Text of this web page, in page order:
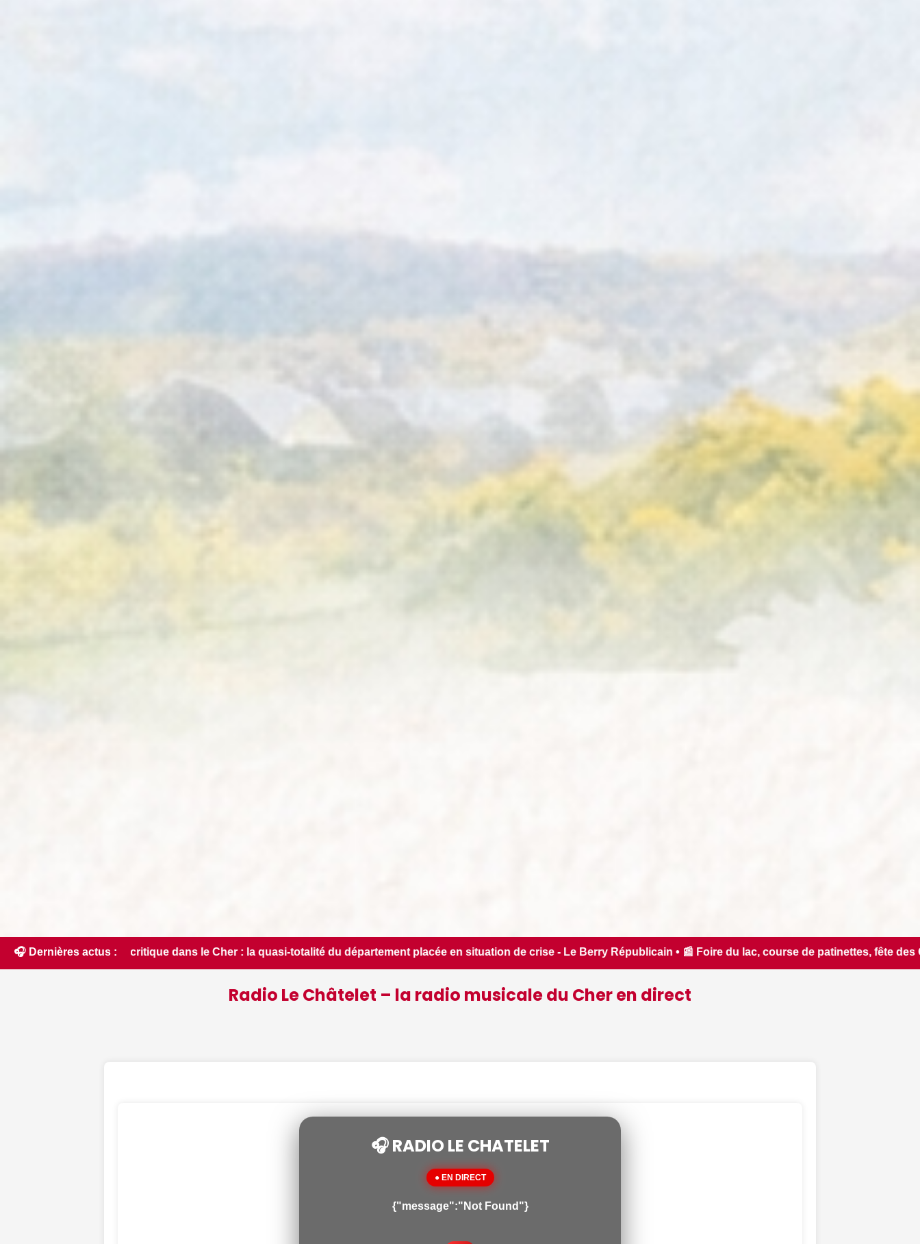
🎧 Dernières actus :
du département placée en situation de crise - Le Berry Républicain • 📰 Foire du lac, course de patinettes, fête des Coucous... Que faire ce samedi 8 août dans le Cher
Radio Le Châtelet – la radio musicale du Cher en direct
🎧 RADIO LE CHATELET
● EN DIRECT
{"message":"Not Found"}